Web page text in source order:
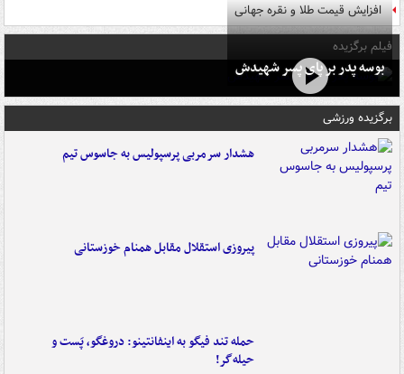
افزایش قیمت طلا و نقره جهانی
فیلم برگزیده
بوسه‌ پدر بر پای پسر شهیدش
برگزیده ورزشی
هشدار سرمربی پرسپولیس به جاسوس تیم
پیروزی استقلال مقابل همنام خوزستانی
حمله تند فیگو به اینفانتینو: دروغگو، پَست‌ و
حیله‌گر!